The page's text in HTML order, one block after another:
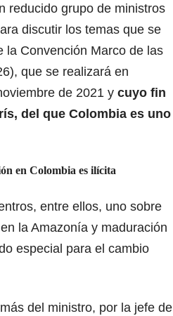
reducido grupo de ministros
discutir los temas que se
la Convención Marco de las
que se realizará en
de 2021 y cuyo fin
del que Colombia es uno
en Colombia es ilícita
entre ellos, uno sobre
la Amazonía y maduración
especial para el cambio
del ministro, por la jefe de